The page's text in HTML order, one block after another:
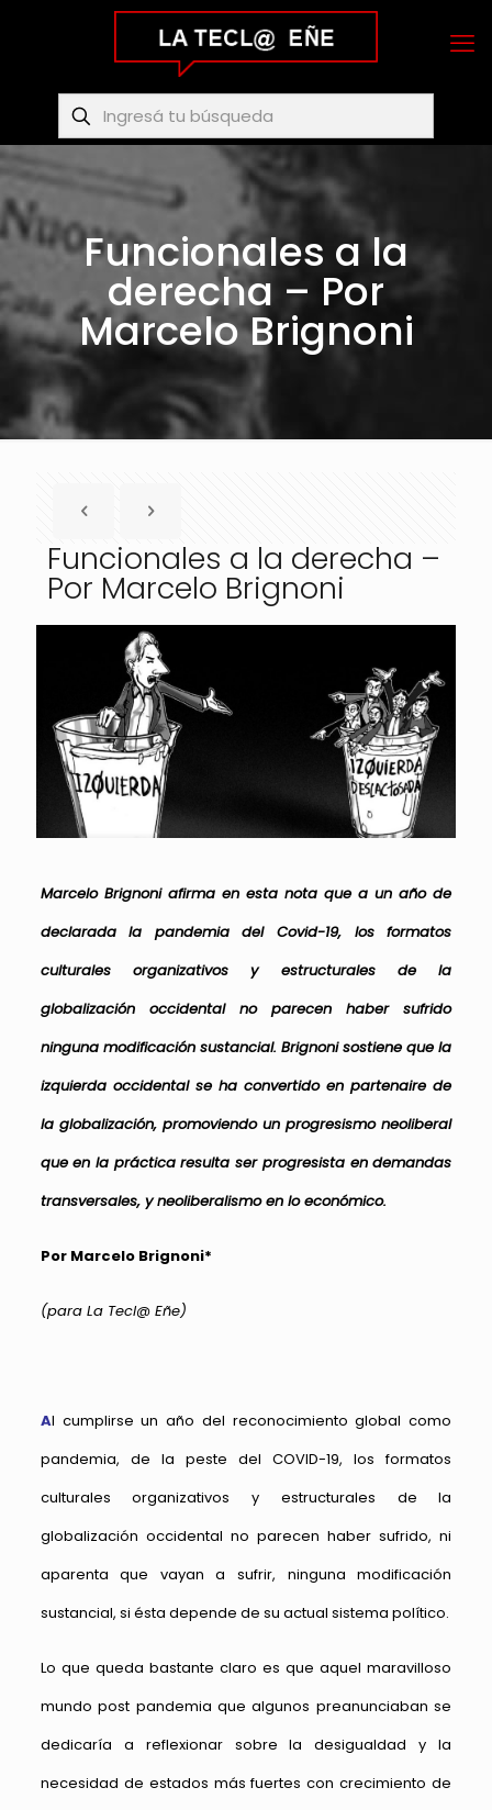
Funcionales a la
derecha – Por
Marcelo Brignoni
Funcionales a la derecha –
Por Marcelo Brignoni
Marcelo Brignoni afirma en esta nota que a un año de
declarada la pandemia del Covid-19, los formatos
culturales organizativos y estructurales de la
globalización occidental no parecen haber sufrido
ninguna modificación sustancial. Brignoni sostiene que la
izquierda occidental se ha convertido en partenaire de
la globalización, promoviendo un progresismo neoliberal
que en la práctica resulta ser progresista en demandas
transversales, y neoliberalismo en lo económico.
Por Marcelo Brignoni*
(para La Tecl@ Eñe)
Al cumplirse un año del reconocimiento global como
pandemia, de la peste del COVID-19, los formatos
culturales organizativos y estructurales de la
globalización occidental no parecen haber sufrido, ni
aparenta que vayan a sufrir, ninguna modificación
sustancial, si ésta depende de su actual sistema político.
Lo que queda bastante claro es que aquel maravilloso
mundo post pandemia que algunos preanunciaban se
dedicaría a reflexionar sobre la desigualdad y la
necesidad de estados más fuertes con crecimiento de